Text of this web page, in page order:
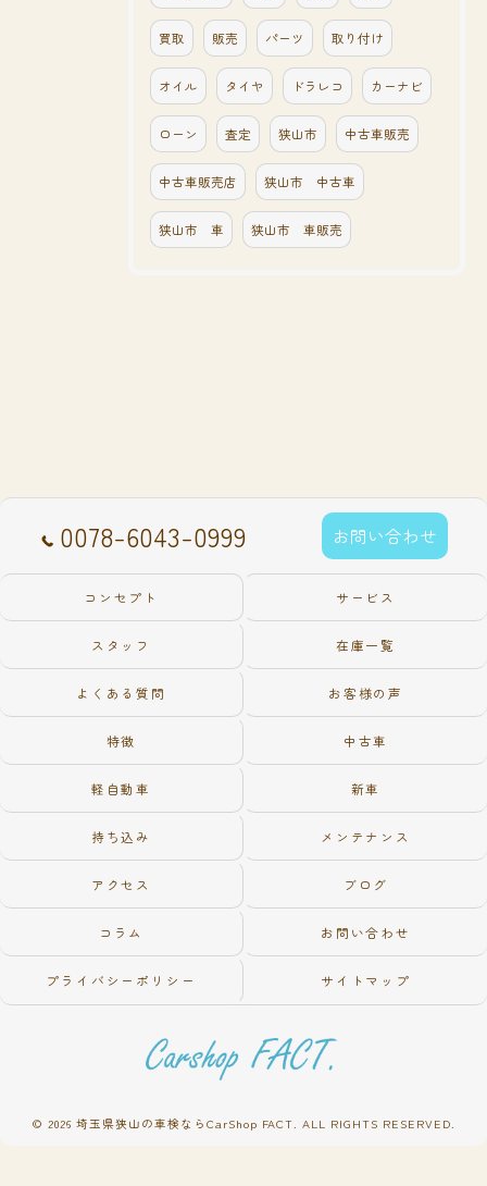
買取 販売 パーツ 取り付け
オイル タイヤ ドラレコ カーナビ
ローン 査定 狭山市 中古車販売
中古車販売店 狭山市 中古車
狭山市 車 狭山市 車販売
0078-6043-0999 お問い合わせ
コンセプト サービス
スタッフ 在庫一覧
よくある質問 お客様の声
特徴 中古車
軽自動車 新車
持ち込み メンテナンス
アクセス ブログ
コラム お問い合わせ
プライバシーポリシー サイトマップ
© 2026 埼玉県狭山の車検ならCarShop FACT. ALL RIGHTS RESERVED.